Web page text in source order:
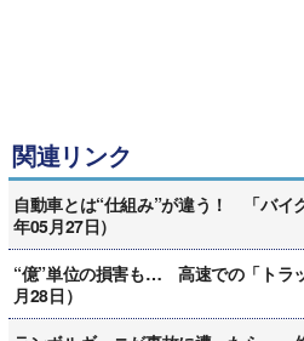
関連リンク
自動車とは“仕組み”が違う！ 「バイ
年05月27日）
“億”単位の損害も… 高速での「トラ
月28日）